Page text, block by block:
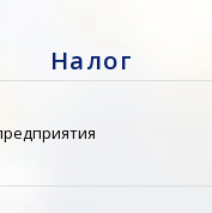
Налог